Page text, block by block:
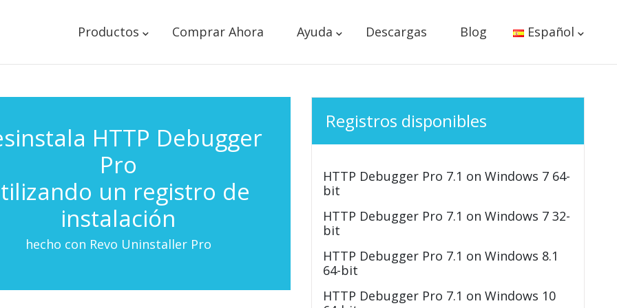
Productos Comprar Ahora Ayuda Descargas Blog Español
HTTP Debugger
Pro
un registro de
instalación
hecho con Revo Uninstaller Pro
Registros disponibles
HTTP Debugger Pro 7.1 on Windows 7 64-
bit
HTTP Debugger Pro 7.1 on Windows 7 32-
bit
HTTP Debugger Pro 7.1 on Windows 8.1
64-bit
HTTP Debugger Pro 7.1 on Windows 10